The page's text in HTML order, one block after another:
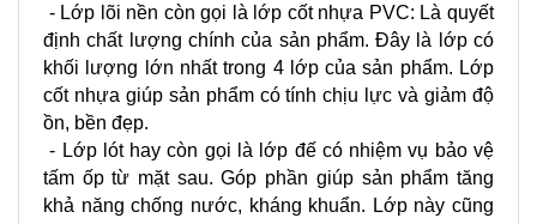
- Lớp lõi nền còn gọi là lớp cốt nhựa PVC: Là quyết
định chất lượng chính của sản phẩm. Đây là lớp có
khối lượng lớn nhất trong 4 lớp của sản phẩm. Lớp
cốt nhựa giúp sản phẩm có tính chịu lực và giảm độ
ồn, bền đẹp.
- Lớp lót hay còn gọi là lớp đế có nhiệm vụ bảo vệ
tấm ốp từ mặt sau. Góp phần giúp sản phẩm tăng
khả năng chống nước, kháng khuẩn. Lớp này cũng